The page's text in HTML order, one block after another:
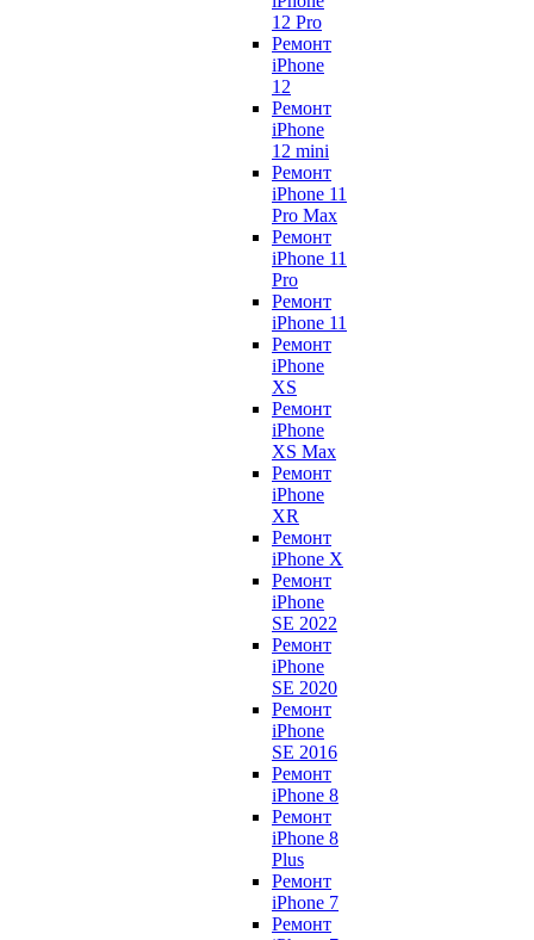
12 Pro
Ремонт
iPhone
12
Ремонт
iPhone
12 mini
Ремонт
iPhone 11
Pro Max
Ремонт
iPhone 11
Pro
Ремонт
iPhone 11
Ремонт
iPhone
XS
Ремонт
iPhone
XS Max
Ремонт
iPhone
XR
Ремонт
iPhone X
Ремонт
iPhone
SE 2022
Ремонт
iPhone
SE 2020
Ремонт
iPhone
SE 2016
Ремонт
iPhone 8
Ремонт
iPhone 8
Plus
Ремонт
iPhone 7
Ремонт